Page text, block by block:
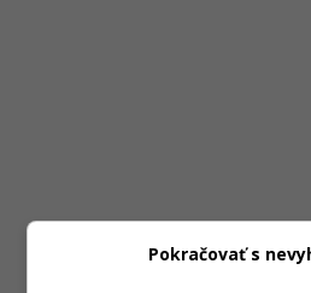
Pokračovať s